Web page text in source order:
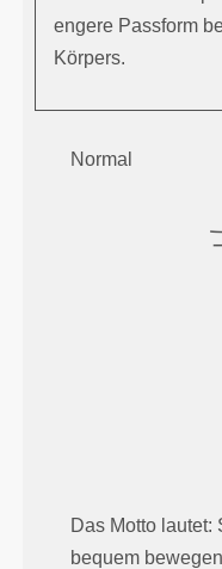
engere Passform
Körpers.
Normal
Das Motto lautet:
bequem